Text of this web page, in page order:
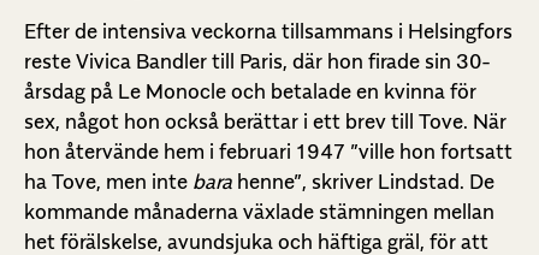
Efter de intensiva veckorna tillsammans i Helsingfors
reste Vivica Bandler till Paris, där hon firade sin 30-
årsdag på Le Monocle och betalade en kvinna för
sex, något hon också berättar i ett brev till Tove. När
hon återvände hem i februari 1947 ”ville hon fortsatt
ha Tove, men inte bara henne”, skriver Lindstad. De
kommande månaderna växlade stämningen mellan
het förälskelse, avundsjuka och häftiga gräl, för att